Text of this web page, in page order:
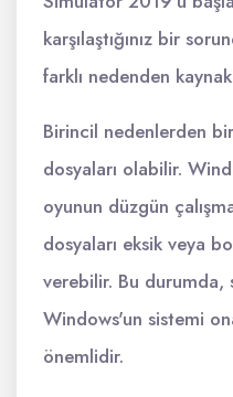
karşılaştığınız bir
farklı nedenden
Birincil nedenlerden
dosyaları olabilir.
oyunun düzgün
dosyaları eksik veya
verebilir. Bu durumda,
Windows'un sistemi
önemlidir.